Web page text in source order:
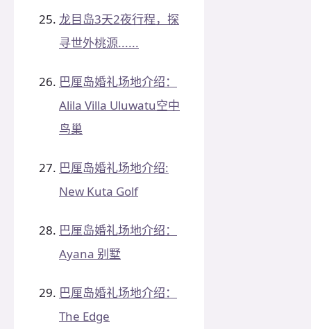
龙目岛3天2夜行程，探
寻世外桃源......
巴厘岛婚礼场地介绍：
Alila Villa Uluwatu空中
鸟巢
巴厘岛婚礼场地介绍:
New Kuta Golf
巴厘岛婚礼场地介绍：
Ayana 别墅
巴厘岛婚礼场地介绍：
The Edge